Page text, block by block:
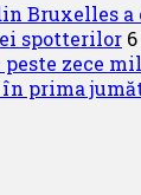
Bruxelles a
spotterilor
zece
prima